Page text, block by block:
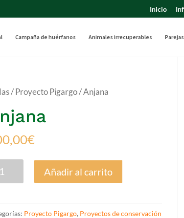
Inicio
Campaña de huérfanos Animales irrecuperables
/ Proyecto Pigargo/ Anjana
€
Añadir al carrito
Proyecto Pigargo, Proyectos de conservación